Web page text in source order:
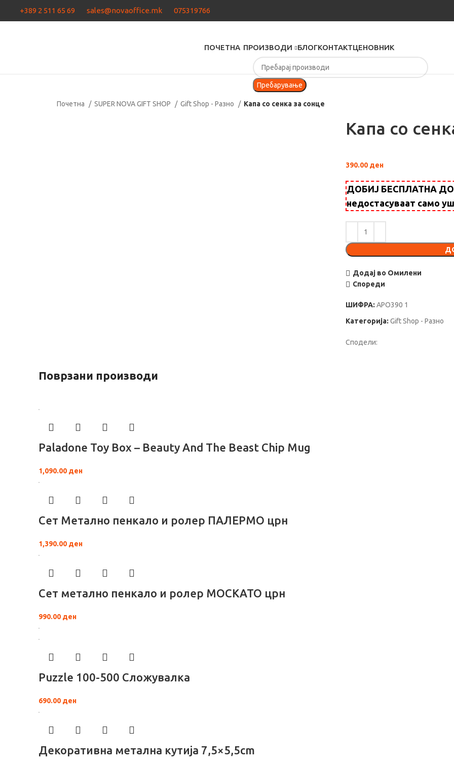
+389 2 511 65 69 sales@novaoffice.mk 075319766
ПОЧЕТНА ПРОИЗВОДИ БЛОГКОНТАКТЦЕНОВНИК
Пребарување
Почетна SUPER NOVA GIFT SHOP Gift Shop - Разно Капа со сенка за сонце
Капа со
390.00 ден
ДОБИЈ БЕСПЛАТНА
недостасуваат само
Додај во Омилени
Спореди
ШИФРА: APO390 1
Категорија: Gift Shop - Разно
Сподели:
Поврзани производи
Paladone Toy Box – Beauty And The Beast Chip Mug
1,090.00 ден
Сет Метално пенкало и ролер ПАЛЕРМО црн
1,390.00 ден
Сет метално пенкало и ролер МОСКАТО црн
990.00 ден
Puzzle 100-500 Сложувалка
690.00 ден
Декоративна метална кутија 7,5×5,5cm